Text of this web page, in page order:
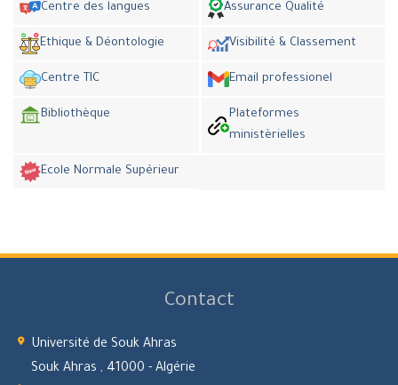
Centre des langues Assurance Qualité
Ethique & Déontologie Visibilité & Classement
Centre TIC Email professionel
Bibliothèque
Plateformes
ministèrielles
Ecole Normale Supérieur
Contact
Université de Souk Ahras
Souk Ahras , 41000 - Algérie